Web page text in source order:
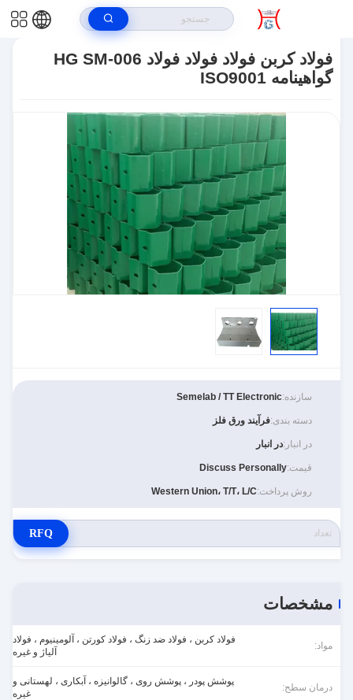
گواهینامه ISO9001
فولاد کربن فولاد فولاد فولاد HG SM-006
گواهینامه ISO9001
سازنده:Semelab / TT Electronic
دسته بندی:فرآیند ورق فلز
در انبار:در انبار
قیمت:Discuss Personally
روش پرداخت:Western Union، T/T، L/C
RFQ
مشخصات
مواد:
فولاد کربن ، فولاد ضد زنگ ، فولاد کورتن ، آلومینیوم ، فولاد
آلیاژ و غیره
درمان سطح:
پوشش پودر ، پوشش روی ، گالوانیزه ، آبکاری ، لهستانی و
غیره